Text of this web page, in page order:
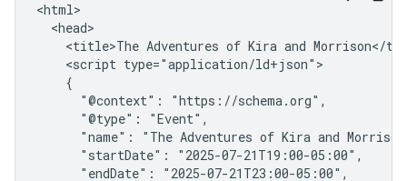
<html>
  <head>
<title>The Adventures of Kira and Morrison</
    <script type="application/ld+json">
    {
      "@context": "https://schema.org",
      "@type": "Event",
"name": "The Adventures of Kira and
      "startDate": "2025-07-21T19:00-05:00",
      "endDate": "2025-07-21T23:00-05:00",